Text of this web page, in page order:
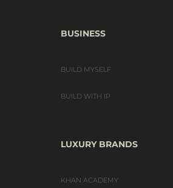
BUSINESS
BUILD MYSELF
BUILD WITH IP
LUXURY BRANDS
KHAN ACADEMY